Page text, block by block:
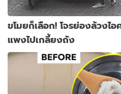
ขโมยก็เลือก! โจรย่องล้วงไ
แพงไปเกลี้ยงถัง